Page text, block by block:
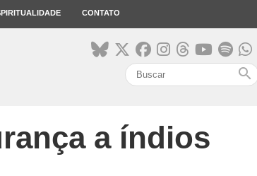
CONTATO
search
a índios